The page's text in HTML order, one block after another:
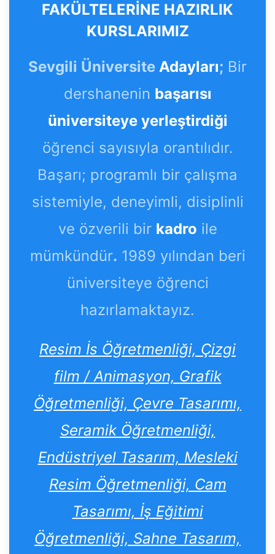
FAKÜLTELERİNE HAZIRLIK
KURSLARIMIZ
Sevgili Üniversite Adayları; Bir
dershanenin başarısı
üniversiteye yerleştirdiği
öğrenci sayısıyla orantılıdır.
Başarı; programlı bir çalışma
sistemiyle, deneyimli, disiplinli
ve özverili bir kadro ile
mümkündür. 1989 yılından beri
üniversiteye öğrenci
hazırlamaktayız.
Resim İs Öğretmenliği, Çizgi
film / Animasyon, Grafik
Öğretmenliği, Çevre Tasarımı,
Seramik Öğretmenliği,
Endüstriyel Tasarım, Mesleki
Resim Öğretmenliği, Cam
Tasarımı, İş Eğitimi
Öğretmenliği, Sahne Tasarım,